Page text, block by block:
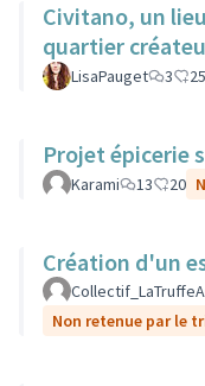
Civitano, un
quartier
LisaPauget 3 25
Projet épicerie
Karami 13 20
Création d'un
Non retenue par le